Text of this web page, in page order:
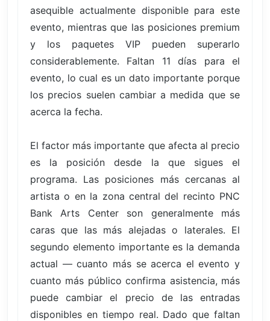
asequible actualmente disponible para este
evento, mientras que las posiciones premium
y los paquetes VIP pueden superarlo
considerablemente. Faltan 11 días para el
evento, lo cual es un dato importante porque
los precios suelen cambiar a medida que se
acerca la fecha.
El factor más importante que afecta al precio
es la posición desde la que sigues el
programa. Las posiciones más cercanas al
artista o en la zona central del recinto PNC
Bank Arts Center son generalmente más
caras que las más alejadas o laterales. El
segundo elemento importante es la demanda
actual — cuanto más se acerca el evento y
cuanto más público confirma asistencia, más
puede cambiar el precio de las entradas
disponibles en tiempo real. Dado que faltan